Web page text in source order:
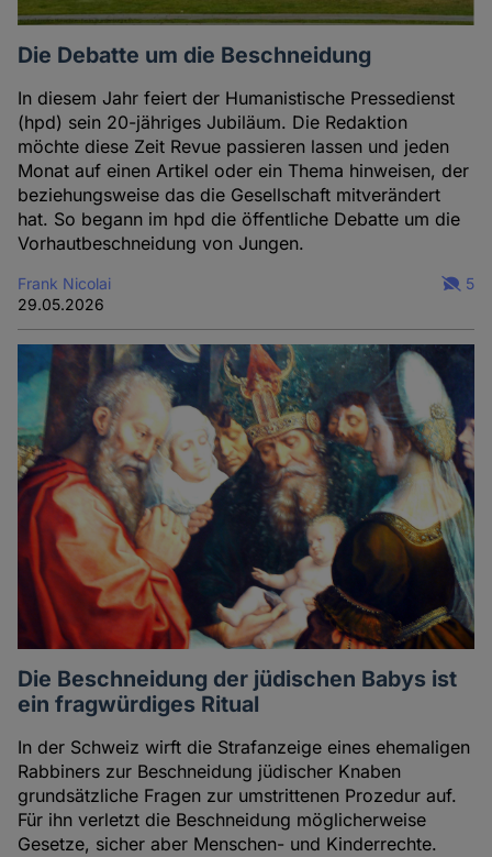
Die Debatte um die Beschneidung
In diesem Jahr feiert der Humanistische Pressedienst
(hpd) sein 20-jähriges Jubiläum. Die Redaktion
möchte diese Zeit Revue passieren lassen und jeden
Monat auf einen Artikel oder ein Thema hinweisen, der
beziehungsweise das die Gesellschaft mitverändert
hat. So begann im hpd die öffentliche Debatte um die
Vorhautbeschneidung von Jungen.
Frank Nicolai
29.05.2026
5
Die Beschneidung der jüdischen Babys ist
ein fragwürdiges Ritual
In der Schweiz wirft die Strafanzeige eines ehemaligen
Rabbiners zur Beschneidung jüdischer Knaben
grundsätzliche Fragen zur umstrittenen Prozedur auf.
Für ihn verletzt die Beschneidung möglicherweise
Gesetze, sicher aber Menschen- und Kinderrechte.